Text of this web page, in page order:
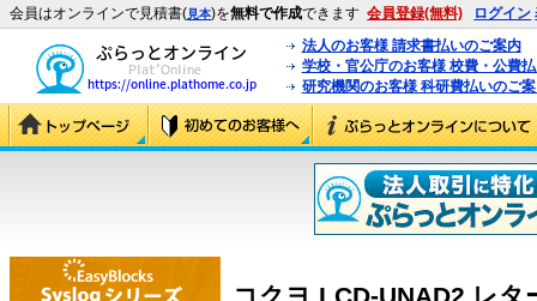
会員はオンラインで見積書(見本)を無料で作成できます 会員登録(無料) ログイン
法人のお客様 請求書払いのご案内
学校・官公庁のお客様 校費・公費
研究機関のお客様 科研費払いのご